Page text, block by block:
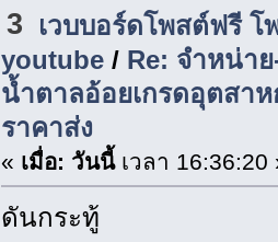
3
เวบบอร์ดโพสต์ฟรี โ
youtube/ Re: จำหน่า
น้ำตาลอ้อยเกรดอุตสา
ราคาส่ง
« เมื่อ: วันนี้เวลา 16:36:20
ดันกระทู้